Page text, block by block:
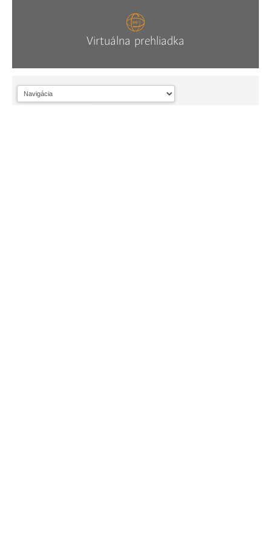
Virtuálna prehliadka